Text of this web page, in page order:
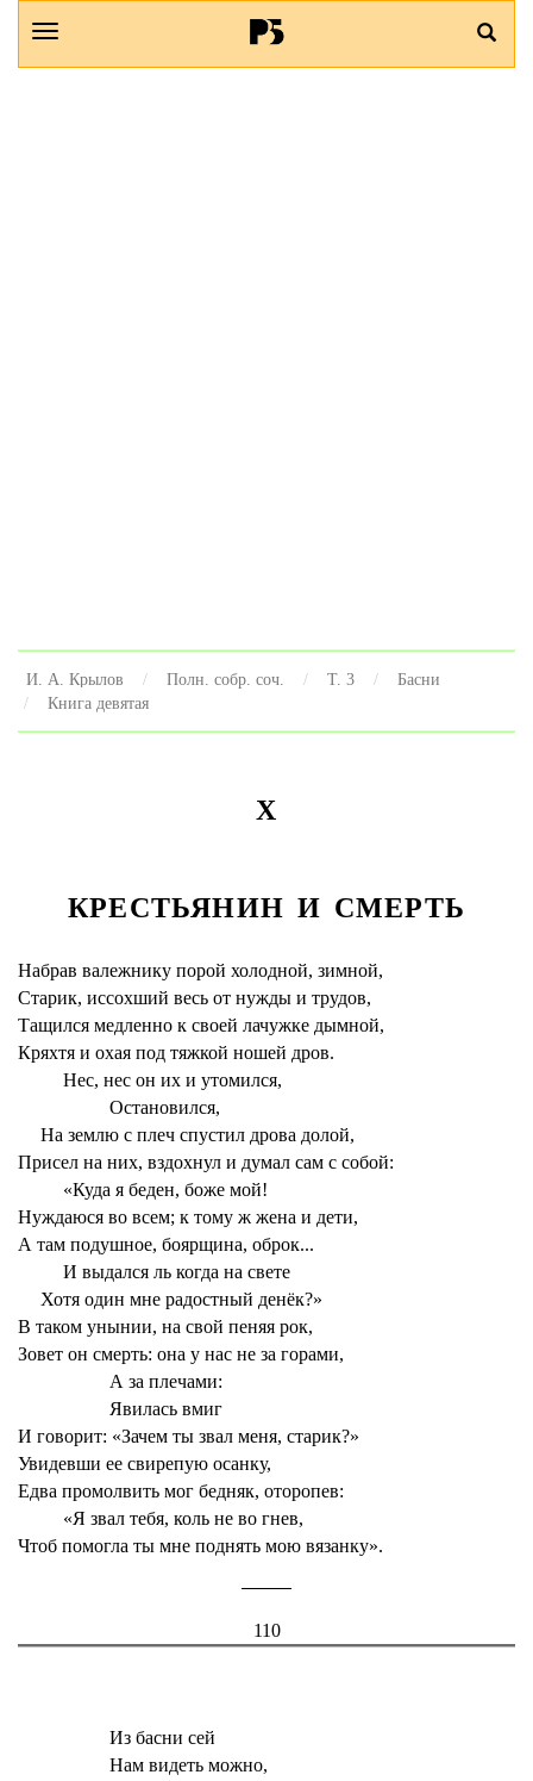
И. А. Крылов Полн. собр. соч. Т. 3
Басни
Книга девятая
X
КРЕСТЬЯНИН И СМЕРТЬ
Набрав валежнику порой холодной, зимной,
Старик, иссохший весь от нужды и трудов,
Тащился медленно к своей лачужке дымной,
Кряхтя и охая под тяжкой ношей дров.
Нес, нес он их и утомился,
Остановился,
На землю с плеч спустил дрова долой,
Присел на них, вздохнул и думал сам с собой:
«Куда я беден, боже мой!
Нуждаюся во всем; к тому ж жена и дети,
А там подушное, боярщина, оброк...
И выдался ль когда на свете
Хотя один мне радостный денёк?»
В таком унынии, на свой пеняя рок,
Зовет он смерть: она у нас не за горами,
А за плечами:
Явилась вмиг
И говорит: «Зачем ты звал меня, старик?»
Увидевши ее свирепую осанку,
Едва промолвить мог бедняк, оторопев:
«Я звал тебя, коль не во гнев,
Чтоб помогла ты мне поднять мою вязанку».
110
Из басни сей
Нам видеть можно,